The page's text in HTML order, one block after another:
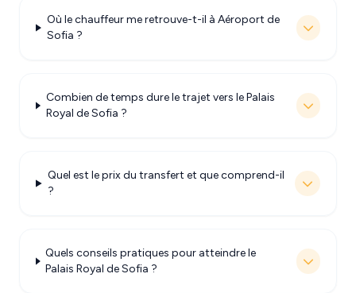
Où le chauffeur me retrouve-t-il à Aéroport de
Sofia ?
Combien de temps dure le trajet vers le Palais
Royal de Sofia ?
Quel est le prix du transfert et que comprend-il
?
Quels conseils pratiques pour atteindre le
Palais Royal de Sofia ?